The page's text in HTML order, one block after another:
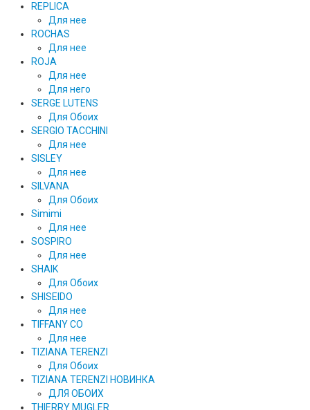
REPLICA
Для нее
ROCHAS
Для нее
ROJA
Для нее
Для него
SERGE LUTENS
Для Обоих
SERGIO TACCHINI
Для нее
SISLEY
Для нее
SILVANA
Для Обоих
Simimi
Для нее
SOSPIRO
Для нее
SHAIK
Для Обоих
SHISEIDO
Для нее
TIFFANY CO
Для нее
TIZIANA TERENZI
Для Обоих
TIZIANA TERENZI НОВИНКА
ДЛЯ ОБОИХ
THIERRY MUGLER